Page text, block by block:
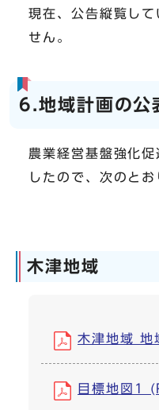
現在、公告縦覧し
せん。
6.地域計画の公
農業経営基盤強化
したので、次のとお
木津地域
木津地域
目標地図1